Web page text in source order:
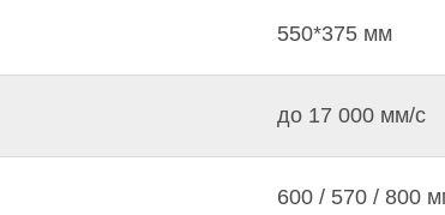
550*375 мм
до 17 000 мм/c
600 / 570 / 800